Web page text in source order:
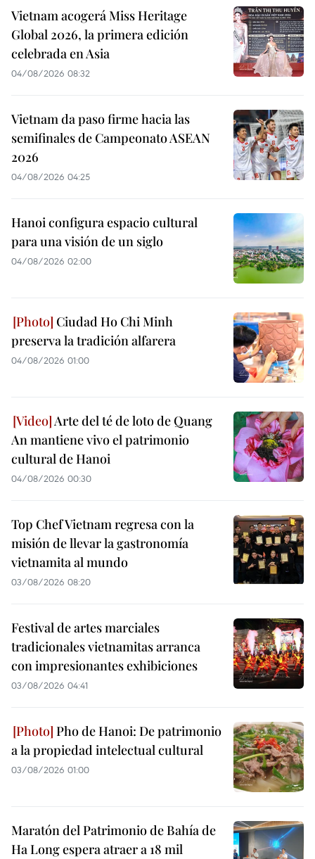
Vietnam acogerá Miss Heritage
Global 2026, la primera edición
celebrada en Asia
04/08/2026 08:32
Vietnam da paso firme hacia las
semifinales de Campeonato ASEAN
2026
04/08/2026 04:25
Hanoi configura espacio cultural
para una visión de un siglo
04/08/2026 02:00
Ciudad Ho Chi Minh
preserva la tradición alfarera
04/08/2026 01:00
Arte del té de loto de Quang
An mantiene vivo el patrimonio
cultural de Hanoi
04/08/2026 00:30
Top Chef Vietnam regresa con la
misión de llevar la gastronomía
vietnamita al mundo
03/08/2026 08:20
Festival de artes marciales
tradicionales vietnamitas arranca
con impresionantes exhibiciones
03/08/2026 04:41
Pho de Hanoi: De patrimonio
a la propiedad intelectual cultural
03/08/2026 01:00
Maratón del Patrimonio de Bahía de
Ha Long espera atraer a 18 mil